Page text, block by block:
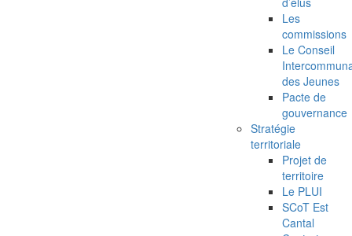
Les
commissions
Le Conseil
des Jeunes
Pacte de
gouvernance
Stratégie
territoriale
Projet de
territoire
Le PLUI
SCoT Est
Cantal